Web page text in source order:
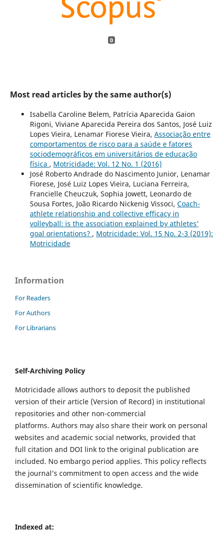
0
Most read articles by the same author(s)
Isabella Caroline Belem, Patrícia Aparecida Gaion
Rigoni, Viviane Aparecida Pereira dos Santos, José Luiz
Lopes Vieira, Lenamar Fiorese Vieira, Associação entre
comportamentos de risco para a saúde e fatores
sociodemográficos em universitários de educação
física , Motricidade: Vol. 12 No. 1 (2016)
José Roberto Andrade do Nascimento Junior, Lenamar
Fiorese, José Luiz Lopes Vieira, Luciana Ferreira,
Francielle Cheuczuk, Sophia Jowett, Leonardo de
Sousa Fortes, João Ricardo Nickenig Vissoci, Coach-
athlete relationship and collective efficacy in
volleyball: is the association explained by athletes’
goal orientations? , Motricidade: Vol. 15 No. 2-3 (2019):
Motricidade
Information
For Readers
For Authors
For Librarians
Self-Archiving Policy
Motricidade allows authors to deposit the published
version of their article (Version of Record) in institutional
repositories and other non-commercial
platforms. Authors may also share their work on personal
websites and academic social networks, provided that
full citation and DOI link to the original publication are
included. No embargo period applies. This policy reflects
the journal’s commitment to open access and the wide
dissemination of scientific knowledge.
Indexed at: